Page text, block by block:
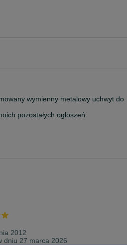
wymienny metalowy uchwyt do
pozostałych ogłoszeń
2012
dniu 27 marca 2026